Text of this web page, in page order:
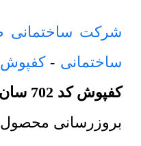
شرکت ساختمانی
ساختمانی -کفپوش
کفپوش کد 702 سان فلور
بروزرسانی محصول